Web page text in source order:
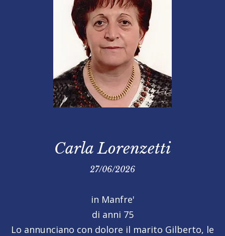
Carla Lorenzetti
27/06/2026
in Manfre'
di anni 75
Lo annunciano con dolore il marito Gilberto, le